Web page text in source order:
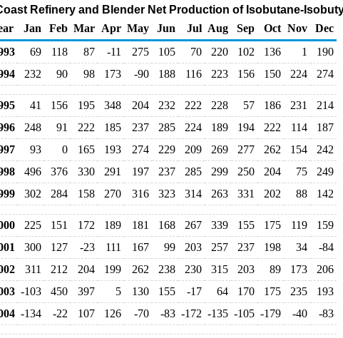
Refinery and Blender Net Production of Isobutane-
Jan Feb Mar Apr May Jun Jul Aug Sep Oct Nov
Dec
69 118 87 -11 275 105 70 220 102 136 1
190
232 90 98 173 -90 188 116 223 156 150 224 274
41 156 195 348 204 232 222 228 57 186 231
214
248 91 222 185 237 285 224 189 194 222 114
187
93 0 165 193 274 229 209 269 277 262 154
242
496 376 330 291 197 237 285 299 250 204 75
249
302 284 158 270 316 323 314 263 331 202 88 142
225 151 172 189 181 168 267 339 155 175 119
159
300 127 -23 111 167 99 203 257 237 198 34
-84
311 212 204 199 262 238 230 315 203 89 173
206
-103 450 397 5 130 155 -17 64 170 175 235
193
-134 -22 107 126 -70 -83 -172 -135 -105 -179 -40 -83